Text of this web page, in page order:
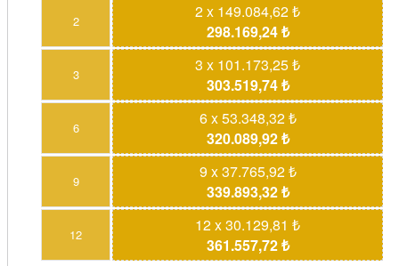
2
2 x 149.084,62 ₺
298.169,24 ₺
3
3 x 101.173,25 ₺
303.519,74 ₺
6
6 x 53.348,32 ₺
320.089,92 ₺
9
9 x 37.765,92 ₺
339.893,32 ₺
12
12 x 30.129,81 ₺
361.557,72 ₺